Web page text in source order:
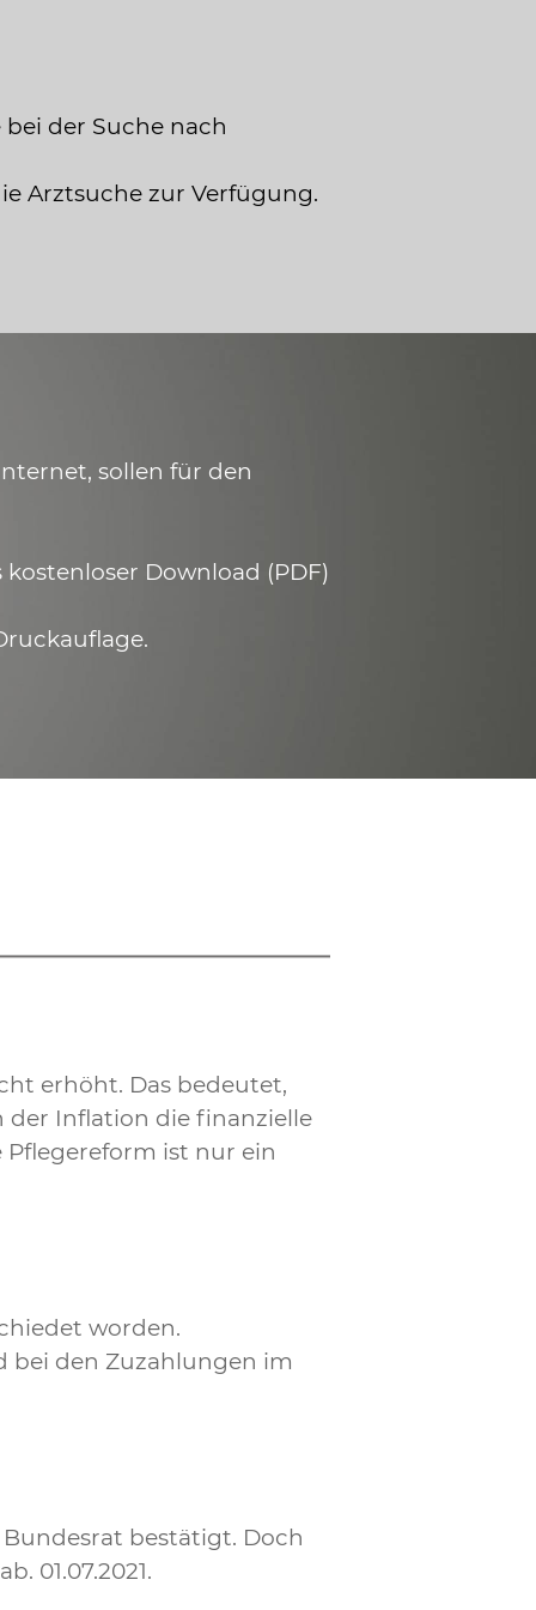
der Suche nach
Arztsuche zur Verfügung.
sollen für den
Download (PDF)
erhöht. Das bedeutet,
der Inflation die finanzielle
ist nur ein
worden.
bei den Zuzahlungen im
bestätigt. Doch
01.07.2021.